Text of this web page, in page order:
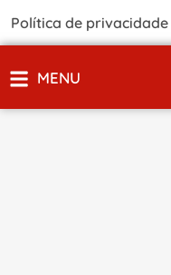
Política de privacidade
MENU